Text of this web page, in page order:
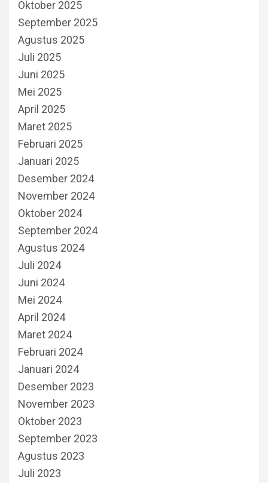
Oktober 2025
September 2025
Agustus 2025
Juli 2025
Juni 2025
Mei 2025
April 2025
Maret 2025
Februari 2025
Januari 2025
Desember 2024
November 2024
Oktober 2024
September 2024
Agustus 2024
Juli 2024
Juni 2024
Mei 2024
April 2024
Maret 2024
Februari 2024
Januari 2024
Desember 2023
November 2023
Oktober 2023
September 2023
Agustus 2023
Juli 2023